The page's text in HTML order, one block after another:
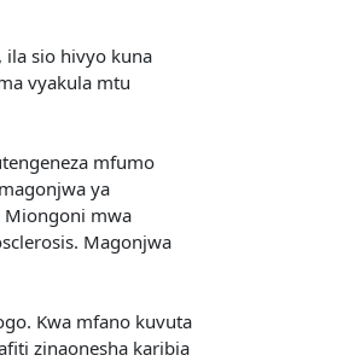
ila sio hivyo kuna
vyakula mtu
mfumo
ya
Miongoni mwa
Magonjwa
Kwa mfano kuvuta
zinaonesha karibia